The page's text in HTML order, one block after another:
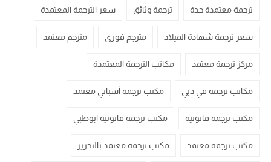
ترجمة معتمدة جدة ترجمة وثائق سعر الترجمة المعتمدة
سعر ترجمة شهادة الميلاد مترجم فوري مترجم معتمد
مركز ترجمة معتمد مكاتب الترجمة المعتمدة
مكاتب ترجمة في دبي مكتب ترجمة أسباني معتمد
مكتب ترجمة قانونية مكتب ترجمة قانونية ابوظبي
مكتب ترجمة معتمد مكتب ترجمة معتمد بالتحرير